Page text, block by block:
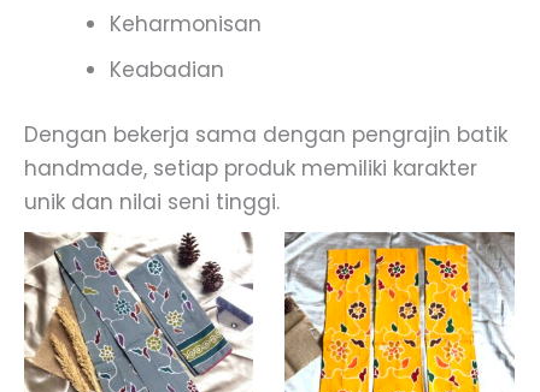
Keharmonisan
Keabadian
Dengan bekerja sama dengan pengrajin batik
handmade, setiap produk memiliki karakter
unik dan nilai seni tinggi.